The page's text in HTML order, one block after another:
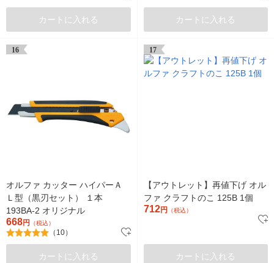
カートに入れる カートに入れる
16
オルファ カッター ハイパーＡ
Ｌ型（黒刃セット） １本
193BA-2 オリジナル
668円 （税込）
（10）
カートに入れる
17
【アウトレット】再値下げ オル
ファ クラフトのこ 125B 1個
712円 （税込）
カートに入れる